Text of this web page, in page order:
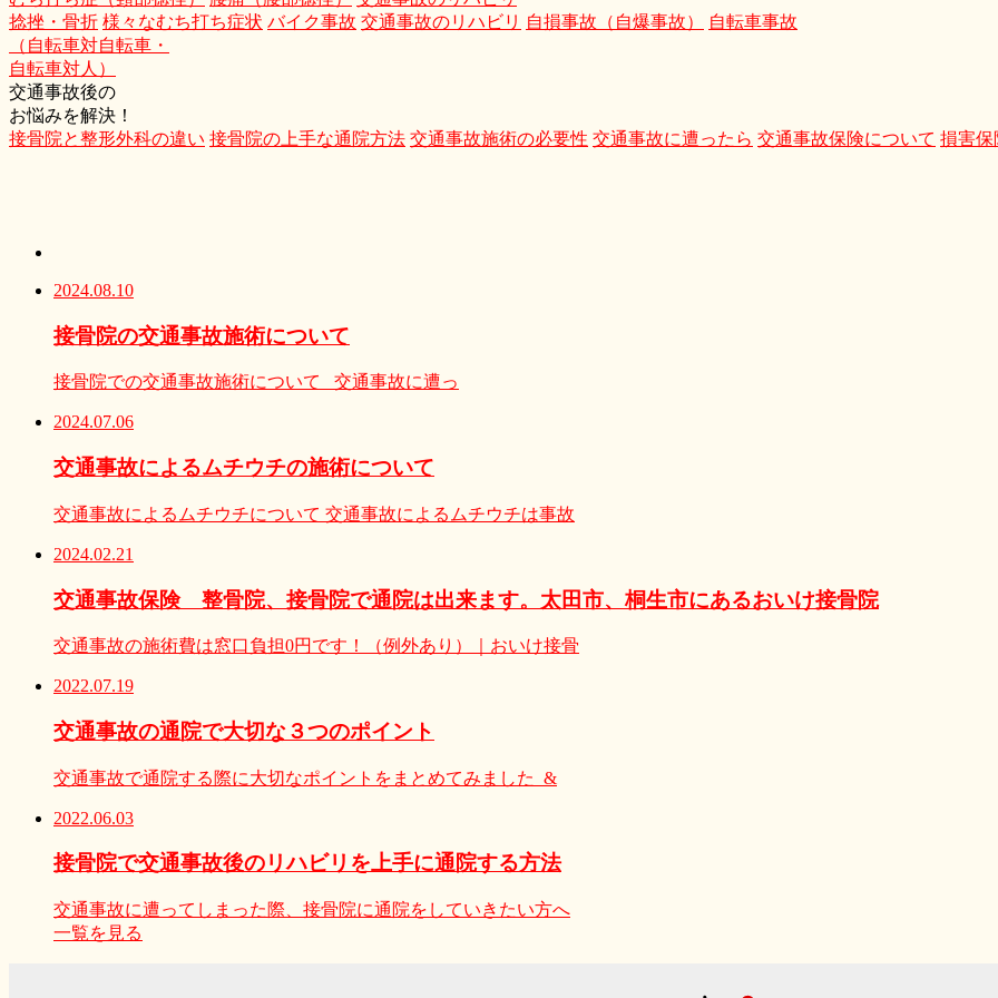
捻挫・骨折 様々なむち打ち症状 バイク事故 交通事故のリハビリ 自損事故（自爆事故）
自転車事故
（自転車対自転車・
自転車対人）
交通事故後の
お悩みを解決！
接骨院と整形外科の違い 接骨院の上手な通院方法 交通事故施術の必要性 交通事故に遭ったら 交通事故保険について 損害保
2024.08.10
接骨院の交通事故施術について
接骨院での交通事故施術について 交通事故に遭っ
2024.07.06
交通事故によるムチウチの施術について
交通事故によるムチウチについて 交通事故によるムチウチは事故
2024.02.21
交通事故保険 整骨院、接骨院で通院は出来ます。太田市、桐生市にあるおいけ接骨院
交通事故の施術費は窓口負担0円です！（例外あり）｜おいけ接骨
2022.07.19
交通事故の通院で大切な３つのポイント
交通事故で通院する際に大切なポイントをまとめてみました &
2022.06.03
接骨院で交通事故後のリハビリを上手に通院する方法
交通事故に遭ってしまった際、接骨院に通院をしていきたい方へ
一覧を見る